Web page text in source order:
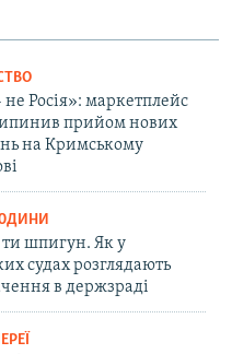
Росія»: маркетплейс
прийом нових
на Кримському
ти шпигун. Як у
судах розглядають
в держзраді